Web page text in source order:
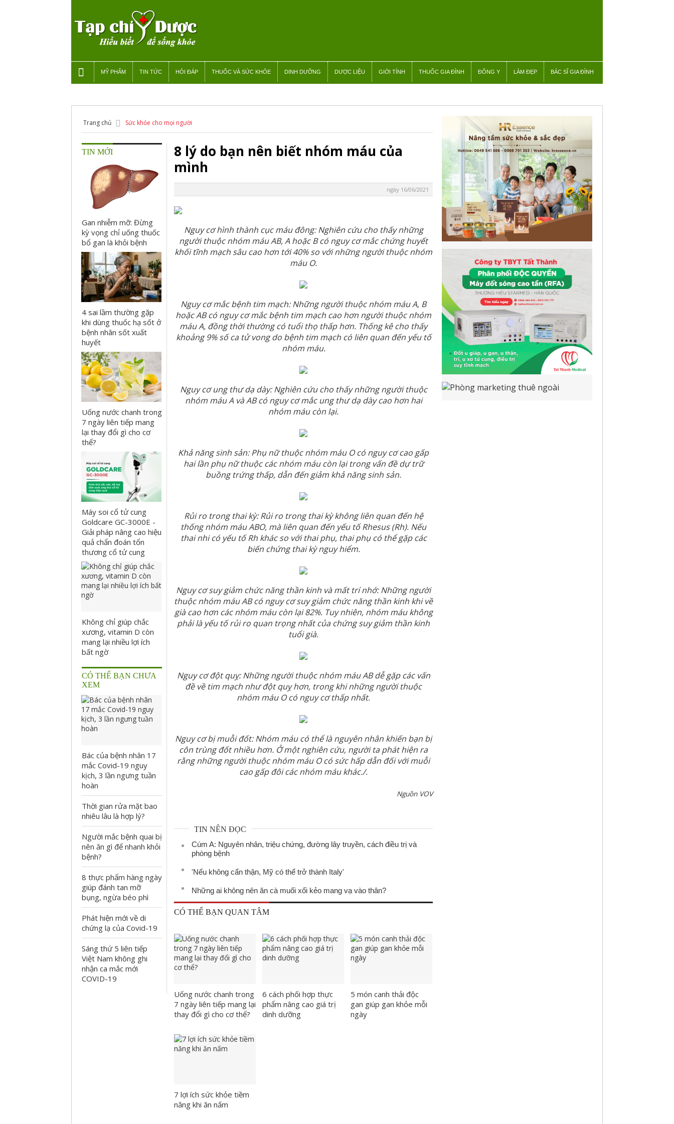
MỸ PHẨM TIN TỨC HỎI ĐÁP THUỐC VÀ SỨC KHỎE DINH DƯỠNG DƯỢC LIỆU GIỚI TÍNH THUỐC GIA ĐÌNH ĐÔNG Y LÀM ĐẸP BÁC SĨ GIA ĐÌNH
Trang chủ Sức khỏe cho mọi người
8 lý do bạn nên biết nhóm máu của
mình
ngày 16/06/2021
Nguy cơ hình thành cục máu đông: Nghiên cứu cho thấy những
người thuộc nhóm máu AB, A hoặc B có nguy cơ mắc chứng huyết
khối tĩnh mạch sâu cao hơn tới 40% so với những người thuộc nhóm
máu O.
Nguy cơ mắc bệnh tim mạch: Những người thuộc nhóm máu A, B
hoặc AB có nguy cơ mắc bệnh tim mạch cao hơn người thuộc nhóm
máu A, đồng thời thường có tuổi thọ thấp hơn. Thống kê cho thấy
khoảng 9% số ca tử vong do bệnh tim mạch có liên quan đến yếu tố
nhóm máu.
Nguy cơ ung thư dạ dày: Nghiên cứu cho thấy những người thuộc
nhóm máu A và AB có nguy cơ mắc ung thư dạ dày cao hơn hai
nhóm máu còn lại.
Khả năng sinh sản: Phụ nữ thuộc nhóm máu O có nguy cơ cao gấp
hai lần phụ nữ thuộc các nhóm máu còn lại trong vấn đề dự trữ
buồng trứng thấp, dẫn đến giảm khả năng sinh sản.
Rủi ro trong thai kỳ: Rủi ro trong thai kỳ không liên quan đến hệ
thống nhóm máu ABO, mà liên quan đến yếu tố Rhesus (Rh). Nếu
thai nhi có yếu tố Rh khác so với thai phụ, thai phụ có thể gặp các
biến chứng thai kỳ nguy hiểm.
Nguy cơ suy giảm chức năng thần kinh và mất trí nhớ: Những người
thuộc nhóm máu AB có nguy cơ suy giảm chức năng thần kinh khi về
già cao hơn các nhóm máu còn lại 82%. Tuy nhiên, nhóm máu không
phải là yếu tố rủi ro quan trọng nhất của chứng suy giảm thần kinh
tuổi già.
Nguy cơ đột quỵ: Những người thuộc nhóm máu AB dễ gặp các vấn
đề về tim mạch như đột quỵ hơn, trong khi những người thuộc
nhóm máu O có nguy cơ thấp nhất.
Nguy cơ bị muỗi đốt: Nhóm máu có thể là nguyên nhân khiến bạn bị
côn trùng đốt nhiều hơn. Ở một nghiên cứu, người ta phát hiện ra
rằng những người thuộc nhóm máu O có sức hấp dẫn đối với muỗi
cao gấp đôi các nhóm máu khác./.
Nguồn VOV
TIN NÊN ĐỌC
Cúm A: Nguyên nhân, triệu chứng, đường lây truyền, cách điều trị và
phòng bệnh
'Nếu không cẩn thận, Mỹ có thể trở thành Italy'
Những ai không nên ăn cà muối xổi kẻo mang vạ vào thân?
CÓ THỂ BẠN QUAN TÂM
Uống nước chanh trong
7 ngày liên tiếp mang lại
thay đổi gì cho cơ thể?
6 cách phối hợp thực
phẩm nâng cao giá trị
dinh dưỡng
5 món canh thải độc
gan giúp gan khỏe mỗi
ngày
7 lợi ích sức khỏe tiềm
năng khi ăn nấm
TIN MỚI
Gan nhiễm mỡ: Đừng
kỳ vọng chỉ uống thuốc
bổ gan là khỏi bệnh
4 sai lầm thường gặp
khi dùng thuốc hạ sốt ở
bệnh nhân sốt xuất
huyết
Uống nước chanh trong
7 ngày liên tiếp mang
lại thay đổi gì cho cơ
thể?
Máy soi cổ tử cung
Goldcare GC-3000E -
Giải pháp nâng cao hiệu
quả chẩn đoán tổn
thương cổ tử cung
Không chỉ giúp chắc
xương, vitamin D còn
mang lại nhiều lợi ích
bất ngờ
CÓ THỂ BẠN CHƯA
XEM
Bác của bệnh nhân 17
mắc Covid-19 nguy
kịch, 3 lần ngưng tuần
hoàn
Thời gian rửa mặt bao
nhiêu lâu là hợp lý?
Người mắc bệnh quai bị
nên ăn gì để nhanh khỏi
bệnh?
8 thực phẩm hàng ngày
giúp đánh tan mỡ
bụng, ngừa béo phì
Phát hiện mới về di
chứng lạ của Covid-19
Sáng thứ 5 liên tiếp
Việt Nam không ghi
nhận ca mắc mới
COVID-19